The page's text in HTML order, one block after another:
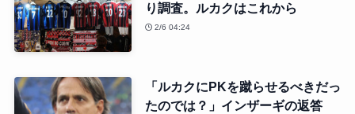
り調査。ルカクはこれから
2/6 04:24
「ルカクにPKを蹴らせるべきだっ
たのでは？」インザーギの返答